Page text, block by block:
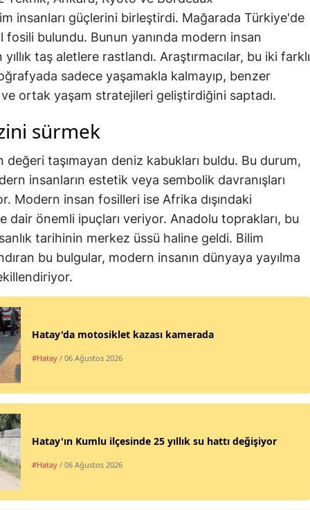
insanları güçlerini birleştirdi. Mağarada Türkiye'de
bulundu. Bunun yanında modern insan
yıllık taş aletlere rastlandı. Araştırmacılar, bu iki farklı
sadece yaşamakla kalmayıp, benzer
ve ortak yaşam stratejileri geliştirdiğini saptadı.
sürmek
değeri taşımayan deniz kabukları buldu. Bu durum,
insanların estetik veya sembolik davranışları
Modern insan fosilleri ise Afrika dışındaki
dair önemli ipuçları veriyor. Anadolu toprakları, bu
tarihinin merkez üssü haline geldi. Bilim
bu bulgular, modern insanın dünyaya yayılma
Hatay'da motosiklet kazası kamerada
#Hatay / 06 Ağustos 2026
Hatay'ın Kumlu ilçesinde 25 yıllık su hattı değişiyor
#Hatay / 06 Ağustos 2026